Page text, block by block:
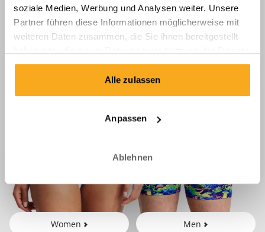
soziale Medien, Werbung und Analysen weiter. Unsere
Partner führen diese Informationen möglicherweise mit
weiteren Daten zusammen, die Sie ihnen bereitgestellt
gesammelt haben.
Alle zulassen
Anpassen
Ablehnen
Women Men